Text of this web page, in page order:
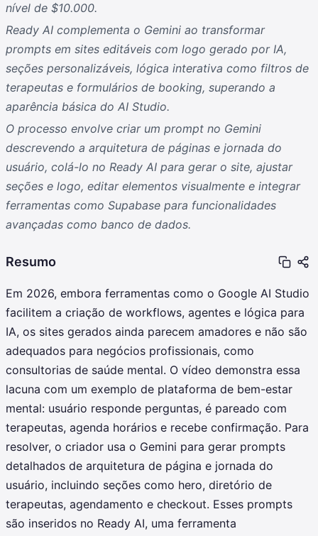
nível de $10.000.
Ready AI complementa o Gemini ao transformar
prompts em sites editáveis com logo gerado por IA,
seções personalizáveis, lógica interativa como filtros de
terapeutas e formulários de booking, superando a
aparência básica do AI Studio.
O processo envolve criar um prompt no Gemini
descrevendo a arquitetura de páginas e jornada do
usuário, colá-lo no Ready AI para gerar o site, ajustar
seções e logo, editar elementos visualmente e integrar
ferramentas como Supabase para funcionalidades
avançadas como banco de dados.
Resumo
Em 2026, embora ferramentas como o Google AI Studio
facilitem a criação de workflows, agentes e lógica para
IA, os sites gerados ainda parecem amadores e não são
adequados para negócios profissionais, como
consultorias de saúde mental. O vídeo demonstra essa
lacuna com um exemplo de plataforma de bem-estar
mental: usuário responde perguntas, é pareado com
terapeutas, agenda horários e recebe confirmação. Para
resolver, o criador usa o Gemini para gerar prompts
detalhados de arquitetura de página e jornada do
usuário, incluindo seções como hero, diretório de
terapeutas, agendamento e checkout. Esses prompts
são inseridos no Ready AI, uma ferramenta